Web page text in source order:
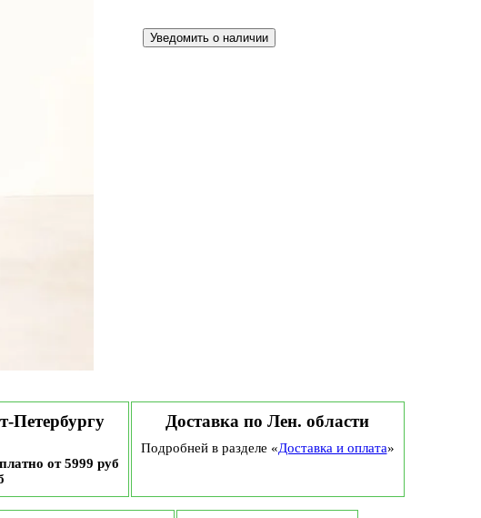
Петербургу
от 5999 руб
Доставка по Лен. области
Подробней в разделе «Доставка и оплата»